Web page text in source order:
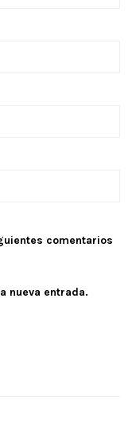
comentarios
nueva entrada.